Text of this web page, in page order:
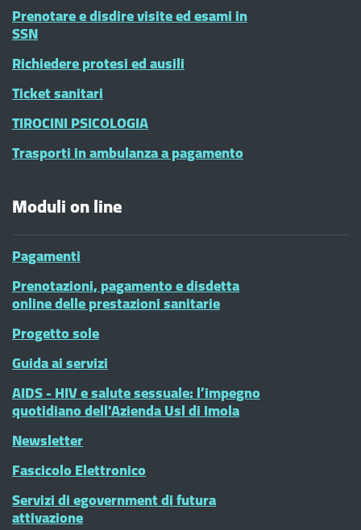
Prenotare e disdire visite ed esami in
SSN
Richiedere protesi ed ausili
Ticket sanitari
TIROCINI PSICOLOGIA
Trasporti in ambulanza a pagamento
Moduli on line
Pagamenti
Prenotazioni, pagamento e disdetta
online delle prestazioni sanitarie
Progetto sole
Guida ai servizi
AIDS - HIV e salute sessuale: l’impegno
quotidiano dell'Azienda Usl di Imola
Newsletter
Fascicolo Elettronico
Servizi di egovernment di futura
attivazione